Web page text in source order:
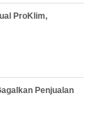
ProKlim,
Penjualan